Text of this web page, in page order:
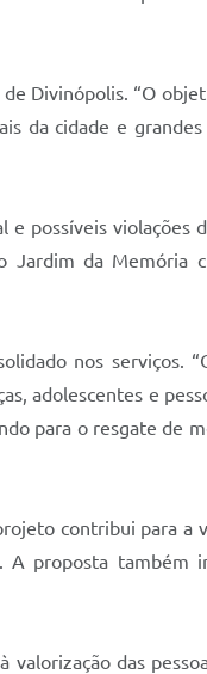
Divinópolis. “O
da cidade e
e possíveis violações
Jardim da Memória
nos serviços.
adolescentes e
para o resgate de
contribui para a
A proposta também
valorização das